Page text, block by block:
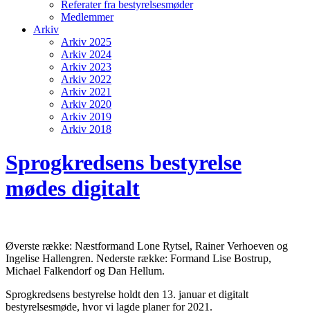
Referater fra bestyrelsesmøder
Medlemmer
Arkiv
Arkiv 2025
Arkiv 2024
Arkiv 2023
Arkiv 2022
Arkiv 2021
Arkiv 2020
Arkiv 2019
Arkiv 2018
Sprogkredsens bestyrelse
mødes digitalt
Øverste række: Næstformand Lone Rytsel, Rainer Verhoeven og
Ingelise Hallengren. Nederste række: Formand Lise Bostrup,
Michael Falkendorf og Dan Hellum.
Sprogkredsens bestyrelse holdt den 13. januar et digitalt
bestyrelsesmøde, hvor vi lagde planer for 2021.